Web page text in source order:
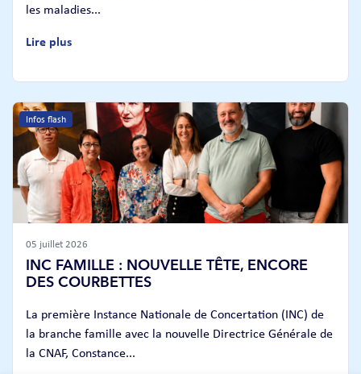
les maladies...
Lire plus
Infos flash
05 juillet 2026
INC FAMILLE : NOUVELLE TÊTE, ENCORE
DES COURBETTES
La première Instance Nationale de Concertation (INC) de
la branche famille avec la nouvelle Directrice Générale de
la CNAF, Constance...